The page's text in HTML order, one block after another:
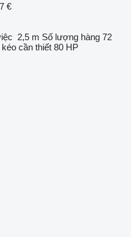
€
2,5 m Số lượng hàng 72
cần thiết 80 HP